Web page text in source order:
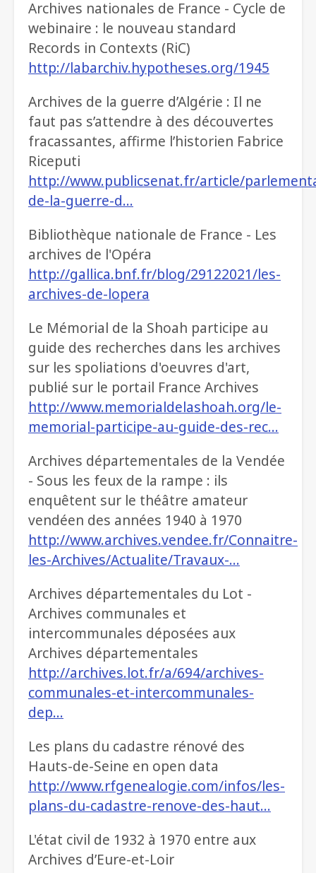
Archives nationales de France - Cycle de
webinaire : le nouveau standard
Records in Contexts (RiC)
http://labarchiv.hypotheses.org/1945
Archives de la guerre d’Algérie : Il ne
faut pas s’attendre à des découvertes
fracassantes, affirme l’historien Fabrice
Riceputi
http://www.publicsenat.fr/article/
de-la-guerre-d…
Bibliothèque nationale de France - Les
archives de l'Opéra
http://gallica.bnf.fr/blog/29122021/les-
archives-de-lopera
Le Mémorial de la Shoah participe au
guide des recherches dans les archives
sur les spoliations d'oeuvres d'art,
publié sur le portail France Archives
http://www.memorialdelashoah.org/le-
memorial-participe-au-guide-des-rec…
Archives départementales de la Vendée
- Sous les feux de la rampe : ils
enquêtent sur le théâtre amateur
vendéen des années 1940 à 1970
http://www.archives.vendee.fr/Connaitre-
les-Archives/Actualite/Travaux-…
Archives départementales du Lot -
Archives communales et
intercommunales déposées aux
Archives départementales
http://archives.lot.fr/a/694/archives-
communales-et-intercommunales-
dep…
Les plans du cadastre rénové des
Hauts-de-Seine en open data
http://www.rfgenealogie.com/infos/les-
plans-du-cadastre-renove-des-haut…
L'état civil de 1932 à 1970 entre aux
Archives d’Eure-et-Loir